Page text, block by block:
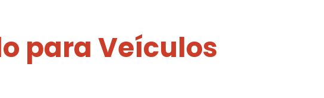
para Veículos